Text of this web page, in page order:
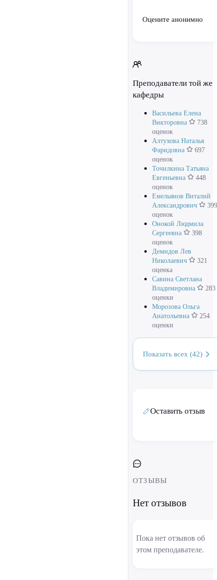
Оцените анонимно
Преподаватели той же
кафедры
Васильева Елена
Викторовна
738
оценок
Алтухова Наталья
Фаридовна
697
оценок
Точилкина Татьяна
Евгеньевна
448
оценок
Емельянов Виталий
Александрович
399
оценок
Онокой Людмила
Сергеевна
398
оценок
Демидов Лев
Николаевич
321
оценка
Савина Светлана
Владимировна
283
оценки
Морозова Ольга
Анатольевна
254
оценки
Показать всех (42)
Оставить отзыв
ОТЗЫВЫ
Нет отзывов
Пока нет отзывов об
этом преподавателе.